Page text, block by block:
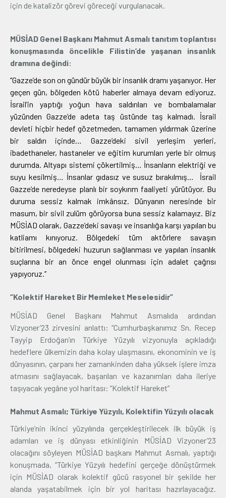
için de katalizör görevi göreceği vurgulanacak.
MÜSİAD Genel Başkanı Mahmut Asmalı tanıtım toplantısı
konuşmasında öncelikle Filistin’de yaşanan insanlık
dramına değindi:
‘’Gazze’de son on gündür büyük bir insanlık dramı yaşanıyor. Her
geçen gün, bölgeden kötü haberler almaya devam ediyoruz.
İsrail’in yaptığı yoğun hava saldırıları ve bombalamalar
yüzünden Gazze’de adeta taş üstünde taş kalmadı. İsrail
devleti hiçbir hedef gözetmeden, tamamen yıldırmak üzerine
bir saldırı içinde… Gazze’deki sivil yerleşim yerleri,
ibadethaneler, hastaneler ve eğitim kurumları yerle bir olmuş
durumda. Altyapı sistemi çökertilmiş… İnsanların elektriği ve
suyu kesilmiş… İnsanlar gıdasız ve susuz bırakılmış… İsrail
Gazze’de neredeyse planlı bir soykırım faaliyeti yürütüyor. Bu
duruma sessiz kalmak imkânsız. Dünyanın neresinde bir
masum, bir sivil zulüm görüyorsa buna sessiz kalamayız. Biz
MÜSİAD olarak, Gazze’deki savaşı ve insanlığa karşı yapılan bu
katliamı kınıyoruz. Bölgedeki tüm aktörlere savaşın
bitirilmesi, bölgedeki huzurun sağlanması ve yapılan insanlık
suçlarına bir an önce engel olunması için adalet çağrısı
yapıyoruz.’’
“Kolektif Hareket Bir Memleket Meselesidir”
MÜSİAD Genel Başkanı Mahmut Asmalıda ardından
Vizyoner’23 zirvesini anlattı: “Cumhurbaşkanımız Sn. Recep
Tayyip Erdoğan’ın Türkiye Yüzyılı vizyonuyla açıkladığı
hedeflere ülkemizin daha kolay ulaşmasını, ekonominin ve iş
dünyasının, çarpanı her zamankinden daha yüksek işlere imza
atmasını sağlayacak, başarıları ve kazanımları daha ileriye
taşıyacak yegâne yol haritası: “Kolektif Hareket”
Mahmut Asmalı; Türkiye Yüzyılı, Kolektifin Yüzyılı olacak
Türkiye’nin ikinci yüzyılında gerçekleştirilecek ilk büyük iş
adamları ve iş dünyası etkinliğinin MÜSİAD Vizyoner’23
olacağını söyleyen MÜSİAD başkanı Mahmut Asmalı, yaptığı
konuşmada, “Türkiye Yüzyılı hedefini gerçeğe dönüştürmek
için MÜSİAD olarak kolektif gücü rasyonel bir şekilde her
alanda yaşatabilmek için bir yol haritası hazırlayacağız.